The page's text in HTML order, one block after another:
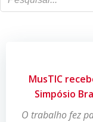
MusTIC
Simpósio
O trabalho fez